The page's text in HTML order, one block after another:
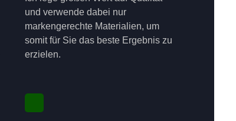
und verwende dabei nur
markengerechte Materialien, um
somit für Sie das beste Ergebnis zu
erzielen.